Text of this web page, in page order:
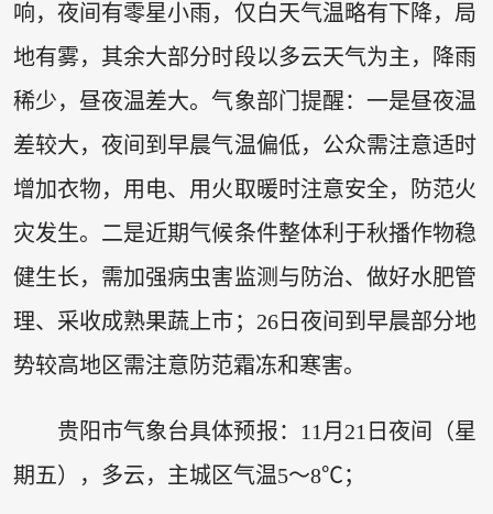
响，夜间有零星小雨，仅白天气温略有下降，局
地有雾，其余大部分时段以多云天气为主，降雨
稀少，昼夜温差大。气象部门提醒：一是昼夜温
差较大，夜间到早晨气温偏低，公众需注意适时
增加衣物，用电、用火取暖时注意安全，防范火
灾发生。二是近期气候条件整体利于秋播作物稳
健生长，需加强病虫害监测与防治、做好水肥管
理、采收成熟果蔬上市；26日夜间到早晨部分地
势较高地区需注意防范霜冻和寒害。
贵阳市气象台具体预报：11月21日夜间（星
期五），多云，主城区气温5～8℃；